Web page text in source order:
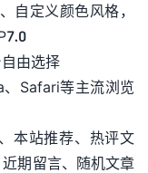
自定义颜色风格，
由选择
Safari等主流浏览
本站推荐、热评文
期留言、随机文章